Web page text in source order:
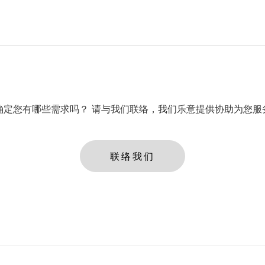
定您有哪些需求吗？ 请与我们联络，我们乐意提供协助为您服
联络我们